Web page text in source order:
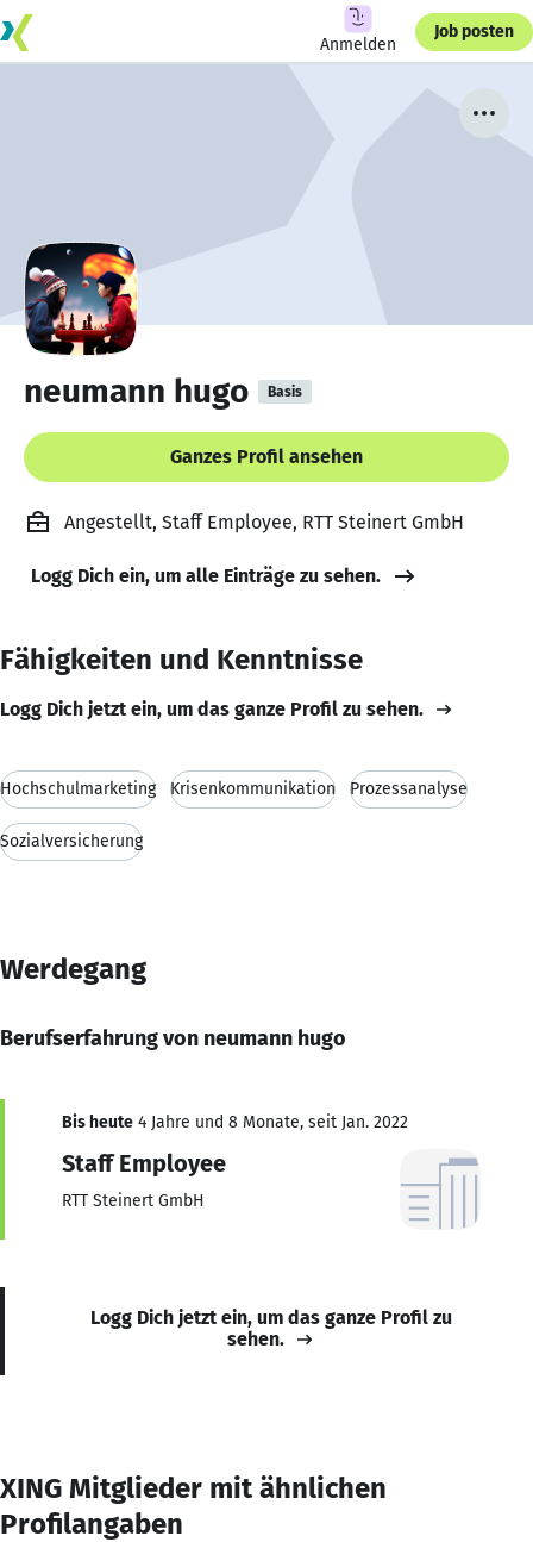
Anmelden
Job posten
neumann hugo Basis
Ganzes Profil ansehen
Angestellt, Staff Employee, RTT Steinert GmbH
Logg Dich ein, um alle Einträge zu sehen.
Fähigkeiten und Kenntnisse
Logg Dich jetzt ein, um das ganze Profil zu sehen.
Hochschulmarketing Krisenkommunikation Prozessanalyse
Sozialversicherung
Werdegang
Berufserfahrung von neumann hugo
Bis heute 4 Jahre und 8 Monate, seit Jan. 2022
Staff Employee
RTT Steinert GmbH
Logg Dich jetzt ein, um das ganze Profil zu
sehen.
XING Mitglieder mit ähnlichen
Profilangaben